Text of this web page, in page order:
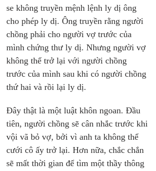
se không truyền mệnh lệnh ly dị ông
cho phép ly dị. Ông truyền rằng người
chồng phải cho người vợ trước của
mình chứng thư ly dị. Nhưng người vợ
không thể trở lại với người chồng
trước của mình sau khi có người chồng
thứ hai và rồi lại ly dị.
Đây thật là một luật khôn ngoan. Đầu
tiên, người chồng sẽ cân nhắc trước khi
vội vã bỏ vợ, bởi vì anh ta không thể
cưới cô ấy trở lại. Hơn nữa, chắc chắn
sẽ mất thời gian để tìm một thầy thông